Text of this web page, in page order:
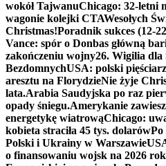
wokół TajwanuChicago: 32-letni
wagonie kolejki CTAWesołych
Christmas!Poradnik sukces (12-
Vance: spór o Donbas główną
zakończeniu wojny26. Wigilia dla
BezdomnychUSA: polski
aresztu na FlorydzieNie żyje
lata.Arabia Saudyjska po raz
opady śniegu.Amerykanie
energetykę wiatrowąChicago:
kobieta straciła 45 tys. dolarówPo
Polski i Ukrainy w Warszawie
o finansowaniu wojsk na 2026 rok